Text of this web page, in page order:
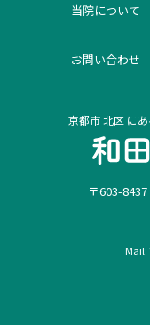
当院について
お問い合わせ
京都市 北区 に
〒603-8437
Mail: